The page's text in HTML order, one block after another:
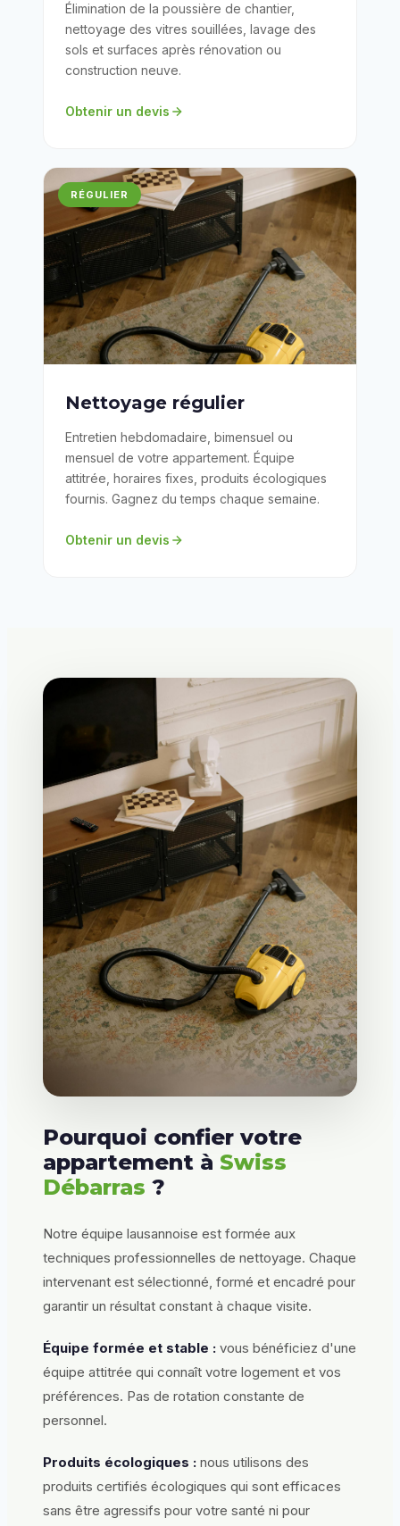
Élimination de la poussière de chantier,
nettoyage des vitres souillées, lavage des
sols et surfaces après rénovation ou
construction neuve.
Obtenir un devis
RÉGULIER
Nettoyage régulier
Entretien hebdomadaire, bimensuel ou
mensuel de votre appartement. Équipe
attitrée, horaires fixes, produits écologiques
fournis. Gagnez du temps chaque semaine.
Obtenir un devis
Pourquoi confier votre
appartement à Swiss
Débarras ?
Notre équipe lausannoise est formée aux
techniques professionnelles de nettoyage. Chaque
intervenant est sélectionné, formé et encadré pour
garantir un résultat constant à chaque visite.
Équipe formée et stable : vous bénéficiez d'une
équipe attitrée qui connaît votre logement et vos
préférences. Pas de rotation constante de
personnel.
Produits écologiques : nous utilisons des
produits certifiés écologiques qui sont efficaces
sans être agressifs pour votre santé ni pour